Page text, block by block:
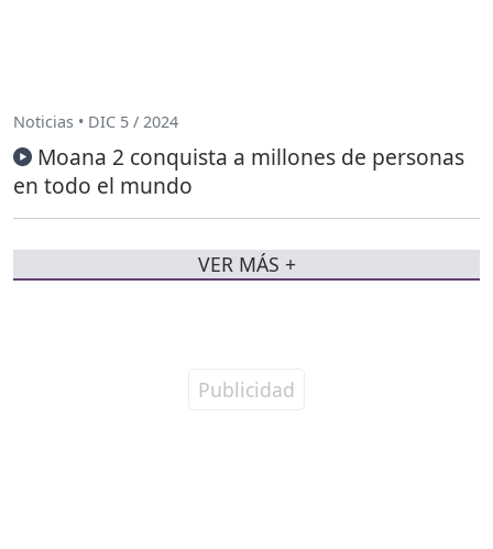
Noticias • DIC 5 / 2024
Moana 2 conquista a millones de personas
en todo el mundo
VER MÁS +